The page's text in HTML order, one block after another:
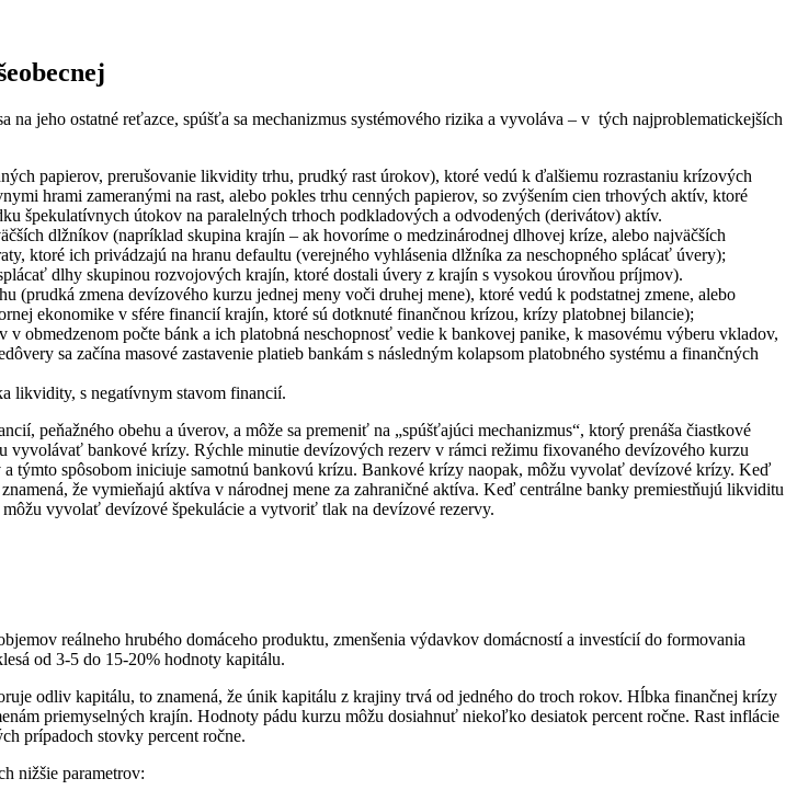
jeho ostatné reťazce, spúšťa sa mechanizmus systémového rizika a vyvoláva – v tých najproblematickejších
papierov, prerušovanie likvidity trhu, prudký rast úrokov), ktoré vedú k ďalšiemu rozrastaniu krízových
hrami zameranými na rast, alebo pokles trhu cenných papierov, so zvýšením cien trhových aktív, ktoré
špekulatívnych útokov na paralelných trhoch podkladových a odvodených (derivátov) aktív.
dlžníkov (napríklad skupina krajín – ak hovoríme o medzinárodnej dlhovej kríze, alebo najväčších
ktoré ich privádzajú na hranu defaultu (verejného vyhlásenia dlžníka za neschopného splácať úvery);
dlhy skupinou rozvojových krajín, ktoré dostali úvery z krajín s vysokou úrovňou príjmov).
zmena devízového kurzu jednej meny voči druhej mene), ktoré vedú k podstatnej zmene, alebo
ekonomike v sfére financií krajín, ktoré sú dotknuté finančnou krízou, krízy platobnej bilancie);
obmedzenom počte bánk a ich platobná neschopnosť vedie k bankovej panike, k masovému výberu vkladov,
sa začína masové zastavenie platieb bankám s následným kolapsom platobného systému a finančných
likvidity, s negatívnym stavom financií.
peňažného obehu a úverov, a môže sa premeniť na „spúšťajúci mechanizmus“, ktorý prenáša čiastkové
bankové krízy. Rýchle minutie devízových rezerv v rámci režimu fixovaného devízového kurzu
a týmto spôsobom iniciuje samotnú bankovú krízu. Bankové krízy naopak, môžu vyvolať devízové krízy. Keď
že vymieňajú aktíva v národnej mene za zahraničné aktíva. Keď centrálne banky premiestňujú likviditu
vyvolať devízové špekulácie a vytvoriť tlak na devízové rezervy.
reálneho hrubého domáceho produktu, zmenšenia výdavkov domácností a investícií do formovania
od 3-5 do 15-20% hodnoty kapitálu.
odliv kapitálu, to znamená, že únik kapitálu z krajiny trvá od jedného do troch rokov. Hĺbka finančnej krízy
priemyselných krajín. Hodnoty pádu kurzu môžu dosiahnuť niekoľko desiatok percent ročne. Rast inflácie
prípadoch stovky percent ročne.
nižšie parametrov: